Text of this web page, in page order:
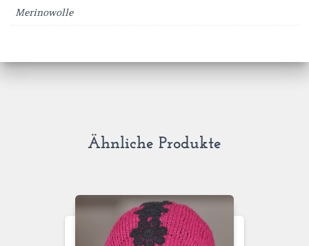
Merinowolle
Ähnliche Produkte